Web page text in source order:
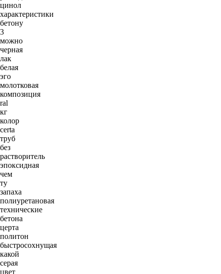
цинол
характеристики
бетону
3
можно
черная
лак
белая
эго
молотковая
композиция
ral
кг
колор
certa
труб
без
растворитель
эпоксидная
чем
ту
запаха
полиуретановая
технические
бетона
церта
политон
быстросохнущая
какой
серая
цвет